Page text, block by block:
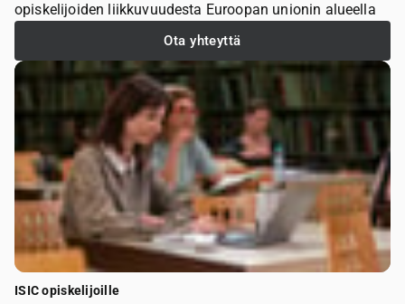
opiskelijoiden liikkuvuudesta Euroopan unionin alueella
Ota yhteyttä
ISIC opiskelijoille